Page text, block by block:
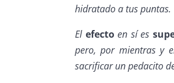
hidratado a tus puntas.
El efectoen sí es
pero, por mientras y
sacrificar un pedacito